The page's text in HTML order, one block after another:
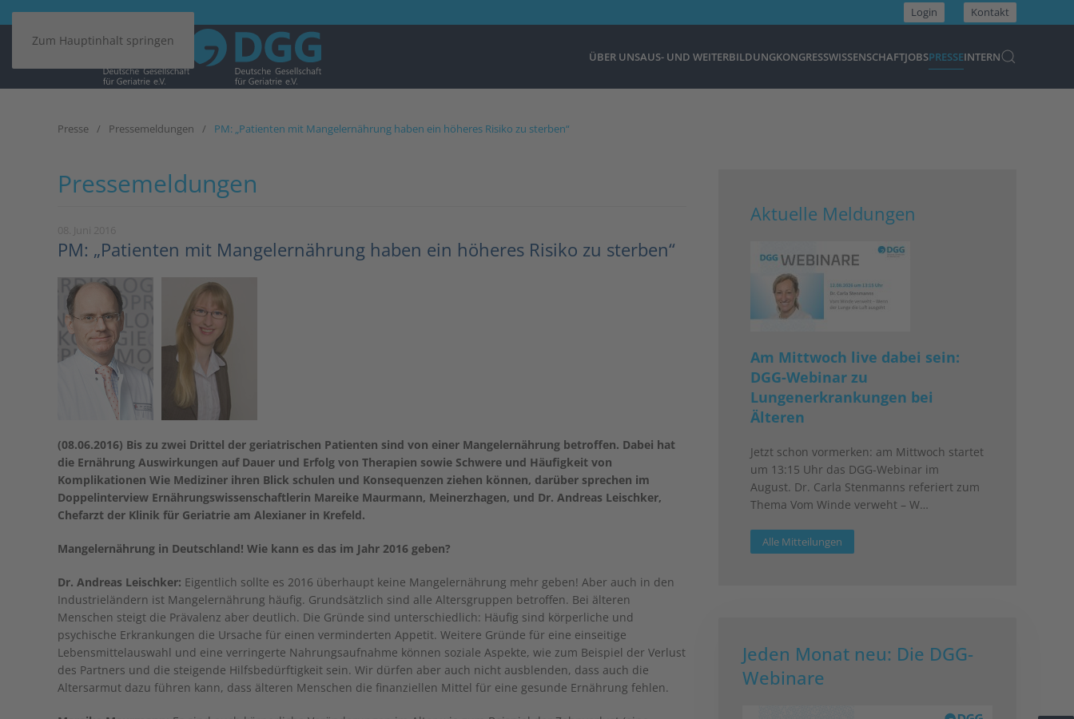
Zum Hauptinhalt springen
Login Kontakt
ÜBER UNSAUS- UND WEITERBILDUNGKONGRESSWISSENSCHAFTJOBSPRESSEINTERN
Presse Pressemeldungen PM: „Patienten mit Mangelernährung haben ein höheres Risiko zu sterben“
Pressemeldungen
PM: „Patienten mit Mangelernährung haben ein höheres Risiko zu sterben“
(08.06.2016) Bis zu zwei Drittel der geriatrischen Patienten sind von einer Mangelernährung betroffen. Dabei hat
die Ernährung Auswirkungen auf Dauer und Erfolg von Therapien sowie Schwere und Häufigkeit von
Komplikationen Wie Mediziner ihren Blick schulen und Konsequenzen ziehen können, darüber sprechen im
Doppelinterview Ernährungswissenschaftlerin Mareike Maurmann, Meinerzhagen, und Dr. Andreas Leischker,
Chefarzt der Klinik für Geriatrie am Alexianer in Krefeld.
Mangelernährung in Deutschland! Wie kann es das im Jahr 2016 geben?
Dr. Andreas Leischker: Eigentlich sollte es 2016 überhaupt keine Mangelernährung mehr geben! Aber auch in den
Industrieländern ist Mangelernährung häufig. Grundsätzlich sind alle Altersgruppen betroffen. Bei älteren
Menschen steigt die Prävalenz aber deutlich. Die Gründe sind unterschiedlich: Häufig sind körperliche und
psychische Erkrankungen die Ursache für einen verminderten Appetit. Weitere Gründe für eine einseitige
Lebensmittelauswahl und eine verringerte Nahrungsaufnahme können soziale Aspekte, wie zum Beispiel der Verlust
des Partners und die steigende Hilfsbedürftigkeit sein. Wir dürfen aber auch nicht ausblenden, dass auch die
Altersarmut dazu führen kann, dass älteren Menschen die finanziellen Mittel für eine gesunde Ernährung fehlen.
Aktuelle Meldungen
Am Mittwoch live dabei sein:
DGG-Webinar zu
Lungenerkrankungen bei
Älteren
Jetzt schon vormerken: am Mittwoch startet
um 13:15 Uhr das DGG-Webinar im
August. Dr. Carla Stenmanns referiert zum
Thema Vom Winde verweht – W…
Alle Mitteilungen
Jeden Monat neu: Die DGG-
Webinare